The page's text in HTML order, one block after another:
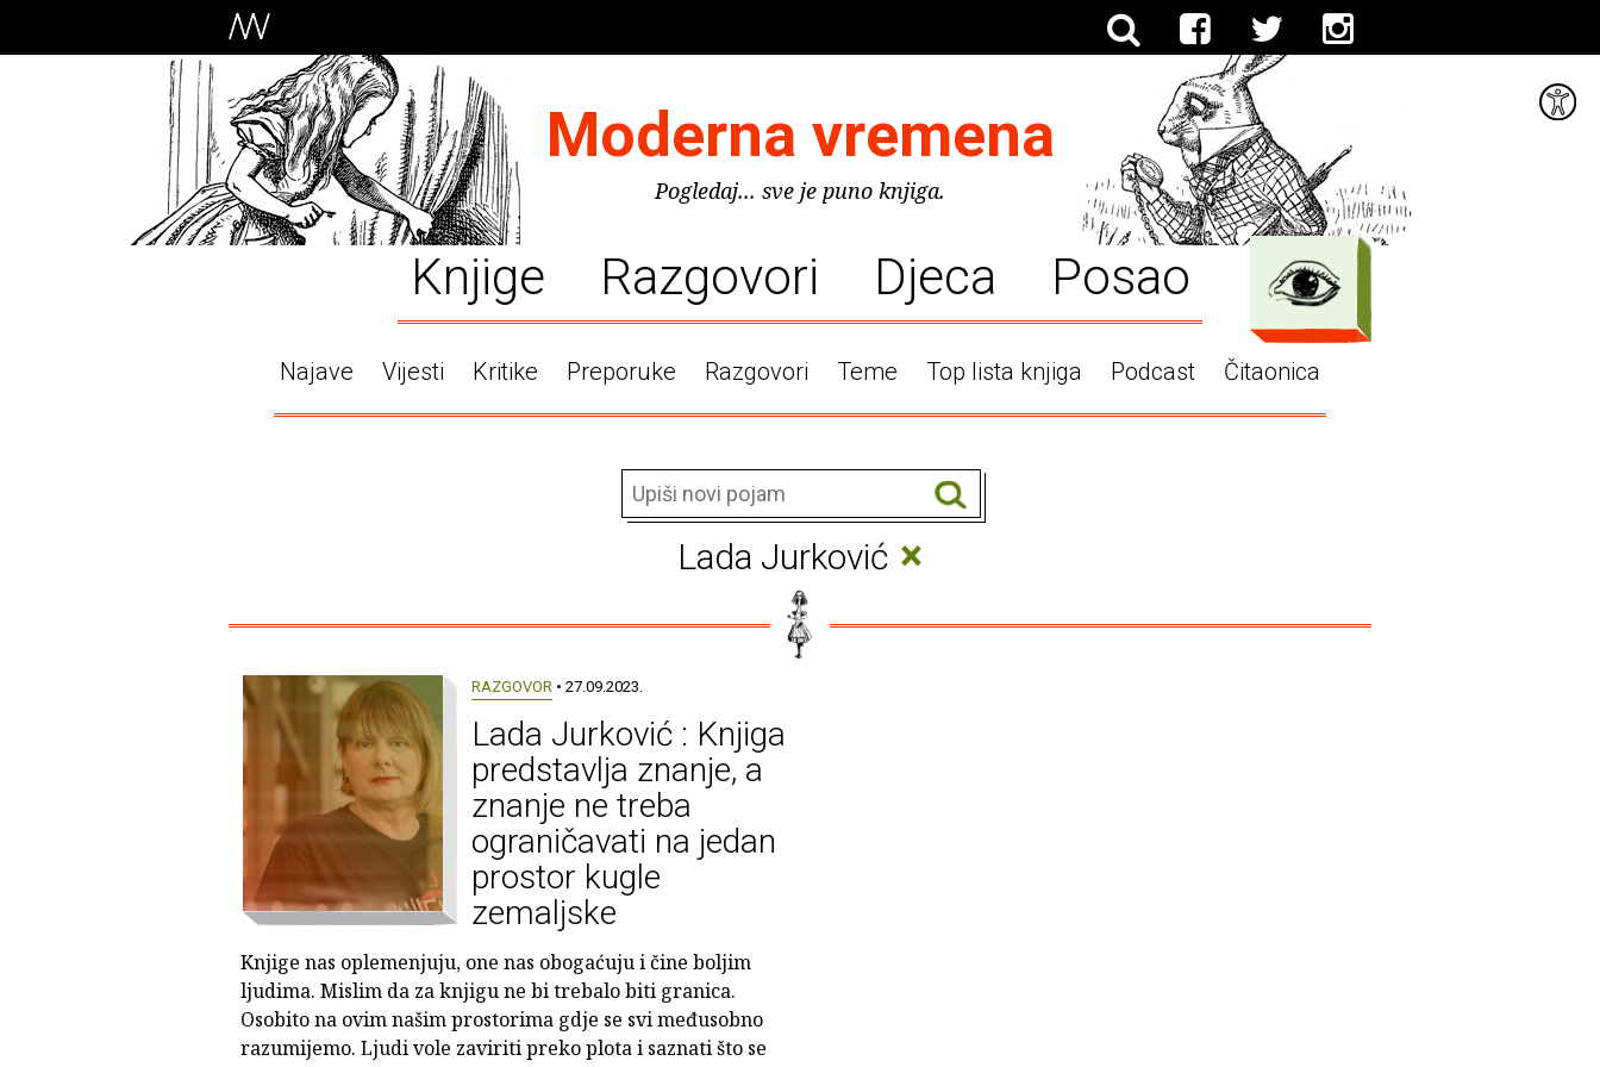
Moderna vremena
Pogledaj... sve je puno knjiga.
Knjige Razgovori Djeca Posao
Najave Vijesti Kritike Preporuke Razgovori Teme Top lista knjiga Podcast Čitaonica
Lada Jurković ×
RAZGOVOR • 27.09.2023.
Lada Jurković : Knjiga
predstavlja znanje, a
znanje ne treba
ograničavati na jedan
prostor kugle
zemaljske
Knjige nas oplemenjuju, one nas obogaćuju i čine boljim
ljudima. Mislim da za knjigu ne bi trebalo biti granica.
Osobito na ovim našim prostorima gdje se svi međusobno
razumijemo. Ljudi vole zaviriti preko plota i saznati što se